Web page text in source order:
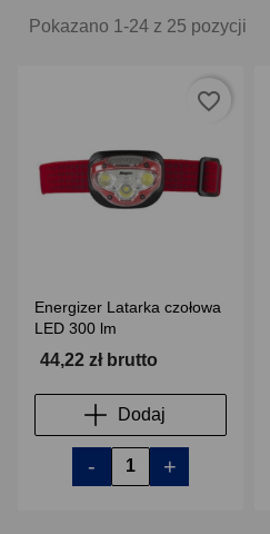
Pokazano 1-24 z 25 pozycji
Energizer Latarka czołowa
LED 300 lm
44,22 zł brutto
Dodaj
- +
favorite_border